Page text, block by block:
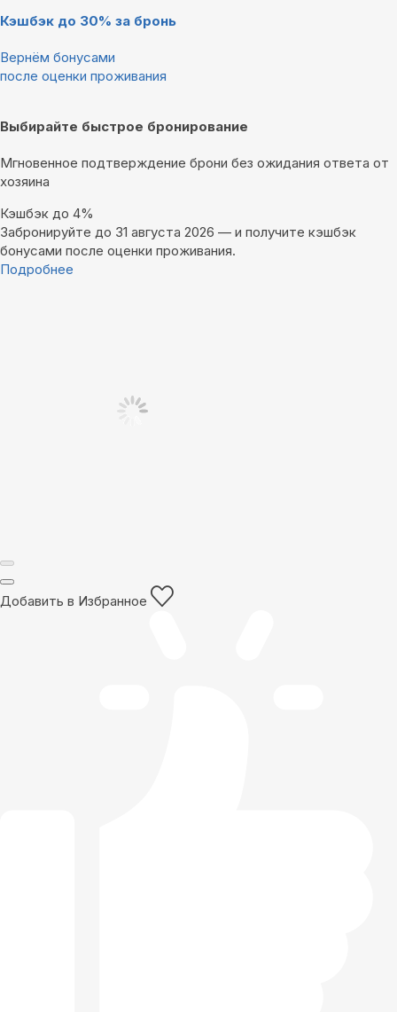
Кэшбэк до 30% за бронь
Вернём бонусами
после оценки проживания
Выбирайте быстрое бронирование
Мгновенное подтверждение брони без ожидания ответа от
хозяина
Кэшбэк до 4%
Забронируйте до 31 августа 2026 — и получите кэшбэк
бонусами после оценки проживания.
Подробнее
Добавить в Избранное